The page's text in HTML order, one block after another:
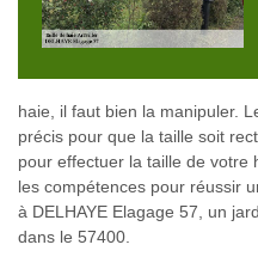
haie, il faut bien la manipuler.
précis pour que la taille soit
pour effectuer la taille de votre
les compétences pour réussir
à DELHAYE Elagage 57, un
dans le 57400.